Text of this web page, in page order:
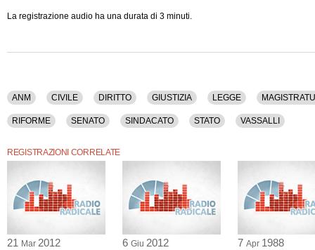
La registrazione audio ha una durata di 3 minuti.
ANM CIVILE DIRITTO GIUSTIZIA LEGGE
RIFORME SENATO SINDACATO STATO VASSALLI
REGISTRAZIONI CORRELATE
21 Mar 2012 6 Giu 2012 7 Apr 1988